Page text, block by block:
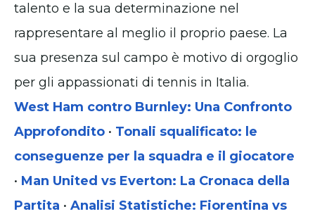
talento e la sua determinazione nel
rappresentare al meglio il proprio paese. La
sua presenza sul campo è motivo di orgoglio
per gli appassionati di tennis in Italia.
West Ham contro Burnley: Una Confronto
Approfondito • Tonali squalificato: le
conseguenze per la squadra e il giocatore
• Man United vs Everton: La Cronaca della
Partita • Analisi Statistiche: Fiorentina vs